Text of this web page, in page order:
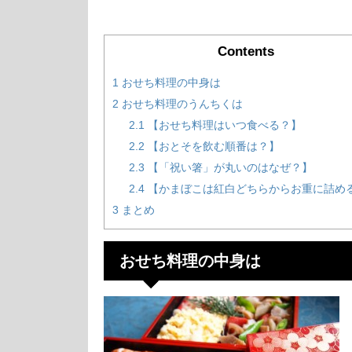
Contents
1 おせち料理の中身は
2 おせち料理のうんちくは
2.1
【おせち料理はいつ食べる？】
2.2 【おとそを飲む順番は？】
2.3 【「祝い箸」が丸いのはなぜ？】
2.4 【かまぼこは紅白どちらからお重に詰め
3 まとめ
おせち料理の中身は